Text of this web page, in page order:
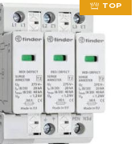
TOP